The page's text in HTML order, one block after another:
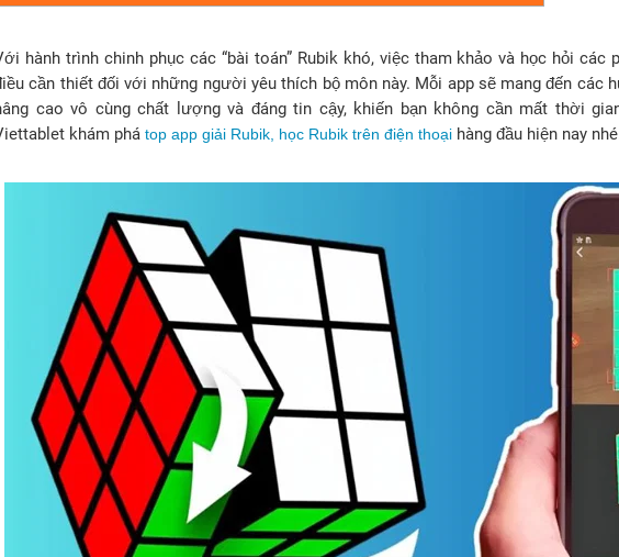
hành trình chinh phục các “bài toán” Rubik khó, việc tham khảo và học hỏi các
cần thiết đối với những người yêu thích bộ môn này. Mỗi app sẽ mang đến các
cao vô cùng chất lượng và đáng tin cậy, khiến bạn không cần mất thời
khám phá top app giải Rubik, học Rubik trên điện thoại hàng đầu hiện nay